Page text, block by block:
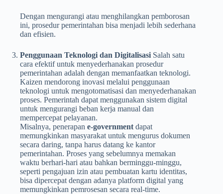
Dengan mengurangi atau menghilangkan pemborosan
ini, prosedur pemerintahan bisa menjadi lebih sederhana
dan efisien.
Penggunaan Teknologi dan Digitalisasi Salah satu
cara efektif untuk menyederhanakan prosedur
pemerintahan adalah dengan memanfaatkan teknologi.
Kaizen mendorong inovasi melalui penggunaan
teknologi untuk mengotomatisasi dan menyederhanakan
proses. Pemerintah dapat menggunakan sistem digital
untuk mengurangi beban kerja manual dan
mempercepat pelayanan.
Misalnya, penerapan e-government dapat
memungkinkan masyarakat untuk mengurus dokumen
secara daring, tanpa harus datang ke kantor
pemerintahan. Proses yang sebelumnya memakan
waktu berhari-hari atau bahkan berminggu-minggu,
seperti pengajuan izin atau pembuatan kartu identitas,
bisa dipercepat dengan adanya platform digital yang
memungkinkan pemrosesan secara real-time.